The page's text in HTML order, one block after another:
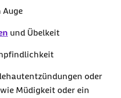
Auge
und Übelkeit
oder
Müdigkeit oder ein